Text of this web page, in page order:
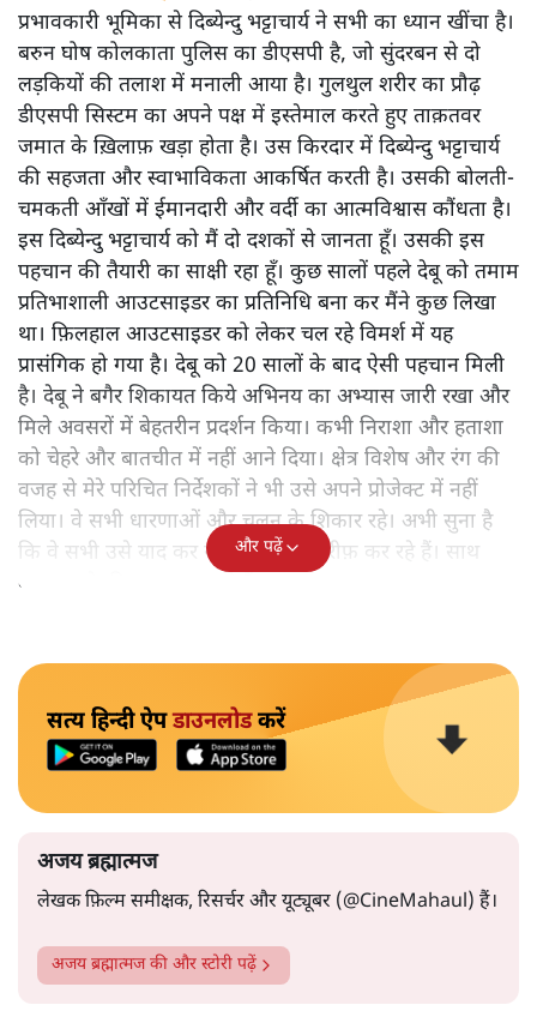
प्रभावकारी भूमिका से दिब्येन्दु भट्टाचार्य ने सभी का ध्यान खींचा है।
बरुन घोष कोलकाता पुलिस का डीएसपी है, जो सुंदरबन से दो
लड़कियों की तलाश में मनाली आया है। गुलथुल शरीर का प्रौढ़
डीएसपी सिस्टम का अपने पक्ष में इस्तेमाल करते हुए ताक़तवर
जमात के ख़िलाफ़ खड़ा होता है। उस किरदार में दिब्येन्दु भट्टाचार्य
की सहजता और स्वाभाविकता आकर्षित करती है। उसकी बोलती-
चमकती आँखों में ईमानदारी और वर्दी का आत्मविश्वास कौंधता है।
इस दिब्येन्दु भट्टाचार्य को मैं दो दशकों से जानता हूँ। उसकी इस
पहचान की तैयारी का साक्षी रहा हूँ। कुछ सालों पहले देबू को तमाम
प्रतिभाशाली आउटसाइडर का प्रतिनिधि बना कर मैंने कुछ लिखा
था। फ़िलहाल आउटसाइडर को लेकर चल रहे विमर्श में यह
प्रासंगिक हो गया है। देबू को 20 सालों के बाद ऐसी पहचान मिली
है। देबू ने बगैर शिकायत किये अभिनय का अभ्यास जारी रखा और
मिले अवसरों में बेहतरीन प्रदर्शन किया। कभी निराशा और हताशा
को चेहरे और बातचीत में नहीं आने दिया। क्षेत्र विशेष और रंग की
वजह से मेरे परिचित निर्देशकों ने भी उसे अपने प्रोजेक्ट में नहीं
लिया। वे सभी धारणाओं और चलन के शिकार रहे। अभी सुना है
कि वे सभी उसे याद कर रहे हैं। उसकी तारीफ़ कर रहे हैं। साथ
काम करने की इच्छा जता रहे हैं...
और पढ़ें
सत्य हिन्दी ऐपडाउनलोडकरें
अजय ब्रह्मात्मज
लेखक फ़िल्म समीक्षक, रिसर्चर और यूट्यूबर (@CineMahaul) हैं।
अजय ब्रह्मात्मजकी और स्टोरी पढ़ें